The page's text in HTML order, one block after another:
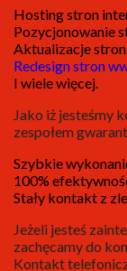
Hosting stron
Pozycjonowanie
Aktualizacje
Redesign stron
I wiele więcej.
Jako iż jesteśmy
zespołem
Szybkie
100%
Stały kontakt z
Jeżeli jesteś
zachęcamy do
Kontakt